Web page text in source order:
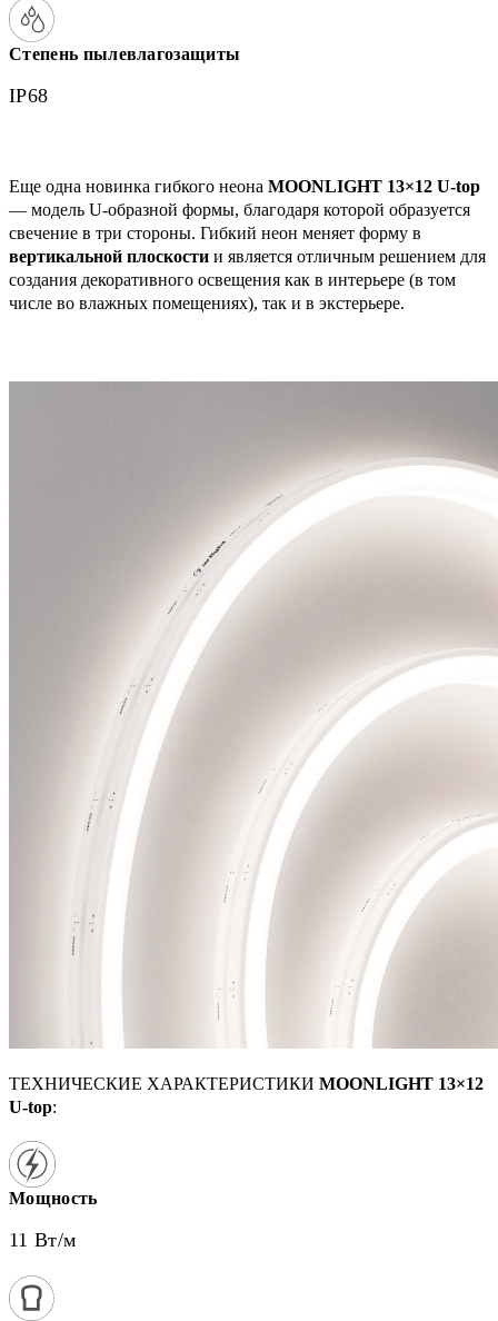
Степень пылевлагозащиты
IP68
Еще одна новинка гибкого неона MOONLIGHT 13×12 U-top
— модель U-образной формы, благодаря которой образуется
свечение в три стороны. Гибкий неон меняет форму в
вертикальной плоскости и является отличным решением для
создания декоративного освещения как в интерьере (в том
числе во влажных помещениях), так и в экстерьере.
ТЕХНИЧЕСКИЕ ХАРАКТЕРИСТИКИ MOONLIGHT 13×12
U-top:
Мощность
11 Вт/м